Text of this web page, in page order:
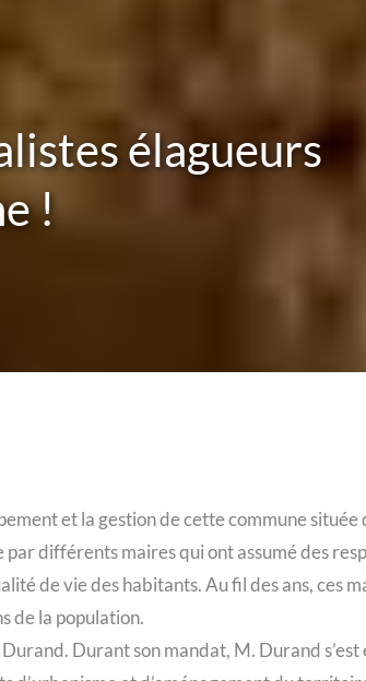
élagueurs
!
et la gestion de cette commune située
différents maires qui ont assumé des
de vie des habitants. Au fil des ans, ces
de la population.
Durant son mandat, M. Durand